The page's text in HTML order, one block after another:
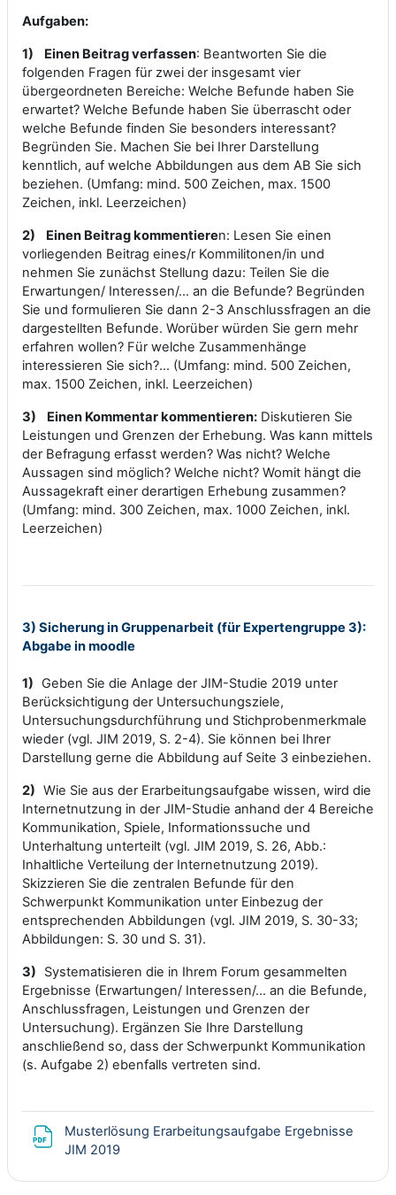
Aufgaben:
1) Einen Beitrag verfassen: Beantworten Sie die
folgenden Fragen für zwei der insgesamt vier
übergeordneten Bereiche: Welche Befunde haben Sie
erwartet? Welche Befunde haben Sie überrascht oder
welche Befunde finden Sie besonders interessant?
Begründen Sie. Machen Sie bei Ihrer Darstellung
kenntlich, auf welche Abbildungen aus dem AB Sie sich
beziehen. (Umfang: mind. 500 Zeichen, max. 1500
Zeichen, inkl. Leerzeichen)
2) Einen Beitrag kommentieren: Lesen Sie einen
vorliegenden Beitrag eines/r Kommilitonen/in und
nehmen Sie zunächst Stellung dazu: Teilen Sie die
Erwartungen/ Interessen/… an die Befunde? Begründen
Sie und formulieren Sie dann 2-3 Anschlussfragen an die
dargestellten Befunde. Worüber würden Sie gern mehr
erfahren wollen? Für welche Zusammenhänge
interessieren Sie sich?... (Umfang: mind. 500 Zeichen,
max. 1500 Zeichen, inkl. Leerzeichen)
3) Einen Kommentar kommentieren: Diskutieren Sie
Leistungen und Grenzen der Erhebung. Was kann mittels
der Befragung erfasst werden? Was nicht? Welche
Aussagen sind möglich? Welche nicht? Womit hängt die
Aussagekraft einer derartigen Erhebung zusammen?
(Umfang: mind. 300 Zeichen, max. 1000 Zeichen, inkl.
Leerzeichen)
3) Sicherung in Gruppenarbeit (für Expertengruppe 3):
Abgabe in moodle
1) Geben Sie die Anlage der JIM-Studie 2019 unter
Berücksichtigung der Untersuchungsziele,
Untersuchungsdurchführung und Stichprobenmerkmale
wieder (vgl. JIM 2019, S. 2-4). Sie können bei Ihrer
Darstellung gerne die Abbildung auf Seite 3 einbeziehen.
2) Wie Sie aus der Erarbeitungsaufgabe wissen, wird die
Internetnutzung in der JIM-Studie anhand der 4 Bereiche
Kommunikation, Spiele, Informationssuche und
Unterhaltung unterteilt (vgl. JIM 2019, S. 26, Abb.:
Inhaltliche Verteilung der Internetnutzung 2019).
Skizzieren Sie die zentralen Befunde für den
Schwerpunkt Kommunikation unter Einbezug der
entsprechenden Abbildungen (vgl. JIM 2019, S. 30-33;
Abbildungen: S. 30 und S. 31).
3) Systematisieren die in Ihrem Forum gesammelten
Ergebnisse (Erwartungen/ Interessen/… an die Befunde,
Anschlussfragen, Leistungen und Grenzen der
Untersuchung). Ergänzen Sie Ihre Darstellung
anschließend so, dass der Schwerpunkt Kommunikation
(s. Aufgabe 2) ebenfalls vertreten sind.
Musterlösung Erarbeitungsaufgabe Ergebnisse
JIM 2019